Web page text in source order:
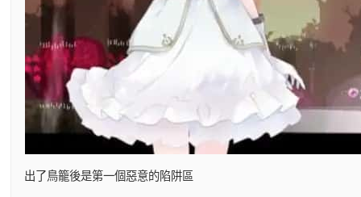
出了鳥籠後是第一個惡意的陷阱區